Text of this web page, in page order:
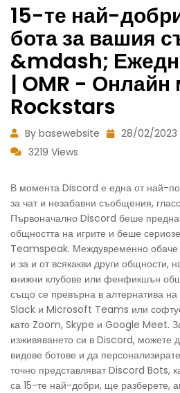
15-те най-
бота за вашия
&mdash;
| OMR - Онлайн
Rockstars
By basewebsite
28/02/2023
3219 Views
В момента Discord е една от най-
за чат и незабавни съобщения,
Първоначално Discord беше
общността на игрите и беше
Teamspeak. Междувременно обаче
и за и от всякакви други общности,
книжни клубове или фенфикшън
също се превърна в алтернатива
Slack и Microsoft Teams или
като Zoom, Skype и Google Meet.
изживяването си в Discord, можете
видове ботове и да
точно представляват Discord Bots,
са 15-те най-добри, ще разберете,